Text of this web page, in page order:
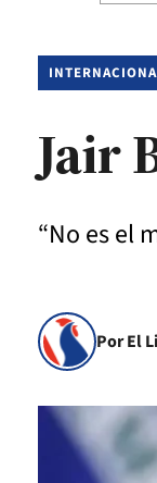
Jair
“No es el
Por El